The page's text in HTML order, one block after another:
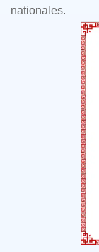
nationales.